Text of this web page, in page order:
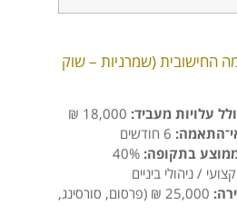
החישובית (שמרניות – שוק
עלויות מעביד:
בתקופה:
/ ניהולי ביניים
25,000 ₪ (פרסום, סורסינג,